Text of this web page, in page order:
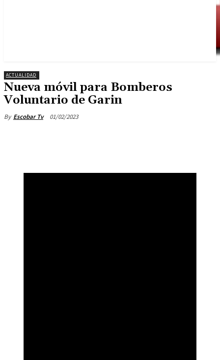
ACTUALIDAD
Nueva móvil para Bomberos
Voluntario de Garin
By Escobar Tv 01/02/2023